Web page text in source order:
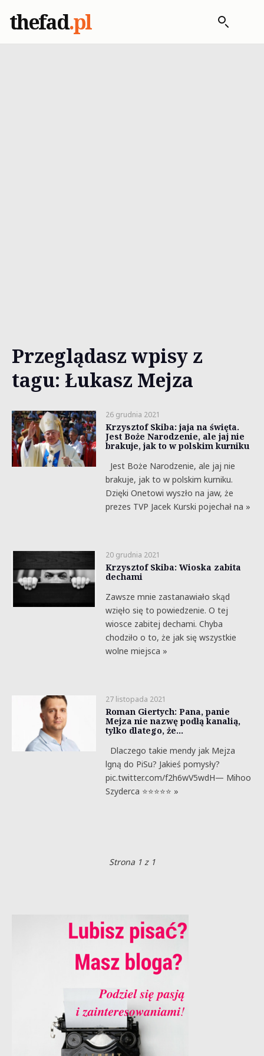
thefad.pl
Przeglądasz wpisy z
tagu: Łukasz Mejza
26 grudnia 2021
Krzysztof Skiba: jaja na święta.
Jest Boże Narodzenie, ale jaj nie
brakuje, jak to w polskim kurniku
Jest Boże Narodzenie, ale jaj nie
brakuje, jak to w polskim kurniku.
Dzięki Onetowi wyszło na jaw, że
prezes TVP Jacek Kurski pojechał na »
20 grudnia 2021
Krzysztof Skiba: Wioska zabita
dechami
Zawsze mnie zastanawiało skąd
wzięło się to powiedzenie. O tej
wiosce zabitej dechami. Chyba
chodziło o to, że jak się wszystkie
wolne miejsca »
27 listopada 2021
Roman Giertych: Pana, panie
Mejza nie nazwę podłą kanalią,
tylko dlatego, że…
Dlaczego takie mendy jak Mejza
lgną do PiSu? Jakieś pomysły?
pic.twitter.com/f2h6wV5wdH— Mihoo
Szyderca ⭐️⭐️⭐️⭐️⭐️ »
Strona 1 z 1